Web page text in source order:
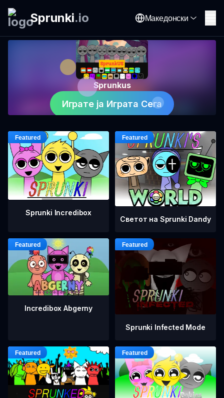
Sprunki.io Македонски
Sprunkus
Играте ја Играта Сега
Sprunki Incredibox
Светот на Sprunki Dandy
Incredibox Abgerny
Sprunki Infected Mode